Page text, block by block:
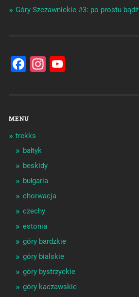
Góry Szczawnickie #3: po prostu bądź
Facebook
Instagram
MENU
trekks
bałtyk
beskidy
bułgaria
chorwacja
czechy
estonia
góry bardzkie
góry bialskie
góry bystrzyckie
góry kaczawskie